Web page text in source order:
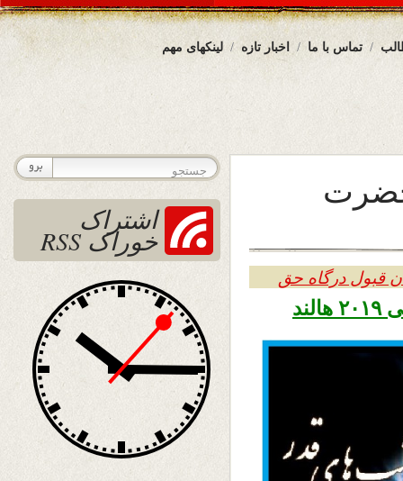
لینکهای مهم اخبار تازه تماس با ما
قبول درگاه حق
اشتراک
خوراک RSS